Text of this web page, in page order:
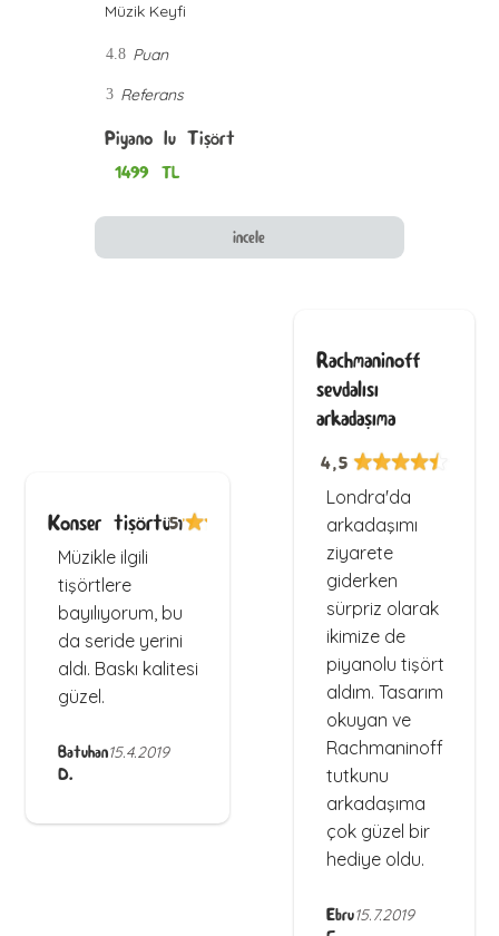
Müzik Keyfi
4.8 Puan
3 Referans
Piyano lu Tişört
1499 TL
incele
Konser tişörtüm
5
Müzikle ilgili
tişörtlere
bayılıyorum, bu
da seride yerini
aldı. Baskı kalitesi
güzel.
Batuhan
D.
15.4.2019
Rachmaninoff
sevdalısı
arkadaşıma
4,5
Londra'da
arkadaşımı
ziyarete
giderken
sürpriz olarak
ikimize de
piyanolu tişört
aldım. Tasarım
okuyan ve
Rachmaninoff
tutkunu
arkadaşıma
çok güzel bir
hediye oldu.
Ebru15.7.2019